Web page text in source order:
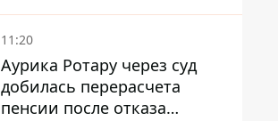
11:20
Аурика Ротару через суд
добилась перерасчета
пенсии после отказа